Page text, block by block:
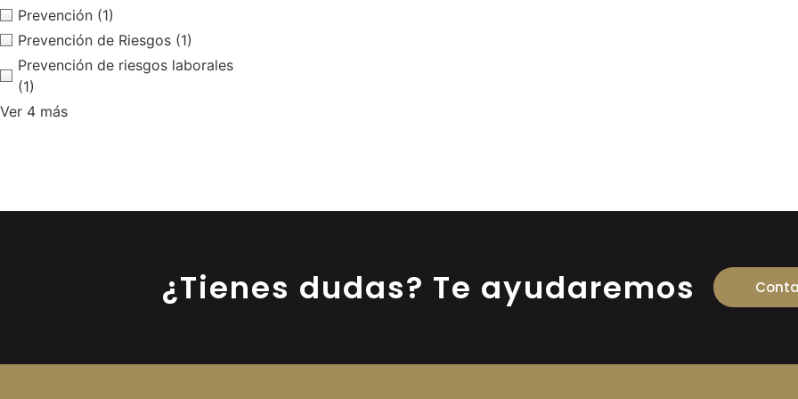
Prevención (1)
Prevención de Riesgos (1)
Prevención de riesgos laborales
(1)
Ver 4 más
¿Tienes dudas? Te ayudaremos